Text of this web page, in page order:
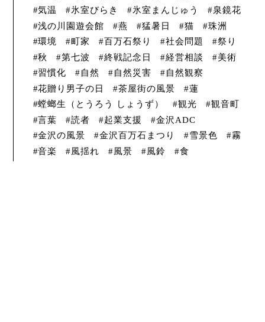
気温
氷室びらき 氷室まんじゅう
泉鏡花
浅の川園遊会館
燕 猛暑日 猫
珠洲
環境
町家 百万石祭り 社会問題
祭り
秋
第七波 終戦記念日 経営相談
美術
習慣化
自然 自然災害
自然観察
花贈り男子の日
茶屋街の風景
蓮
螳螂生（とうろう しょうず）
観光
観音町
言葉
読者 起業支援
金沢ADC
金沢の風景
金沢百万石まつり 雪景色
霧
音楽
風揺れ 風景 風鈴 食